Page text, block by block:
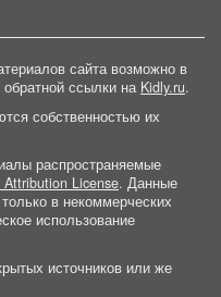
сайта возможно в
ссылки на Kidly.ru.
собственностью их
распространяемые
License. Данные
в некоммерческих
использование
источников или же